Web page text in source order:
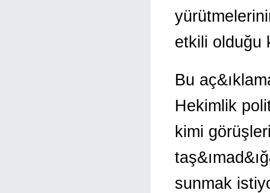
etkili olduğu
Bu
Hekimlik
kimi
sunmak